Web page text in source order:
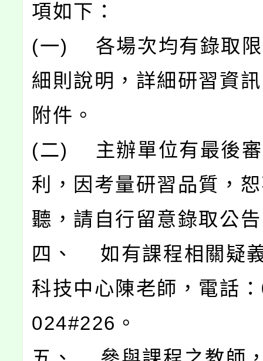
項如下：
(一) 各場次均有錄取限
細則說明，詳細研習資
附件。
(二) 主辦單位有最後審
利，因考量研習品質，
聽，請自行留意錄取公
四、 如有課程相關疑
科技中心陳老師，電話
024#226。